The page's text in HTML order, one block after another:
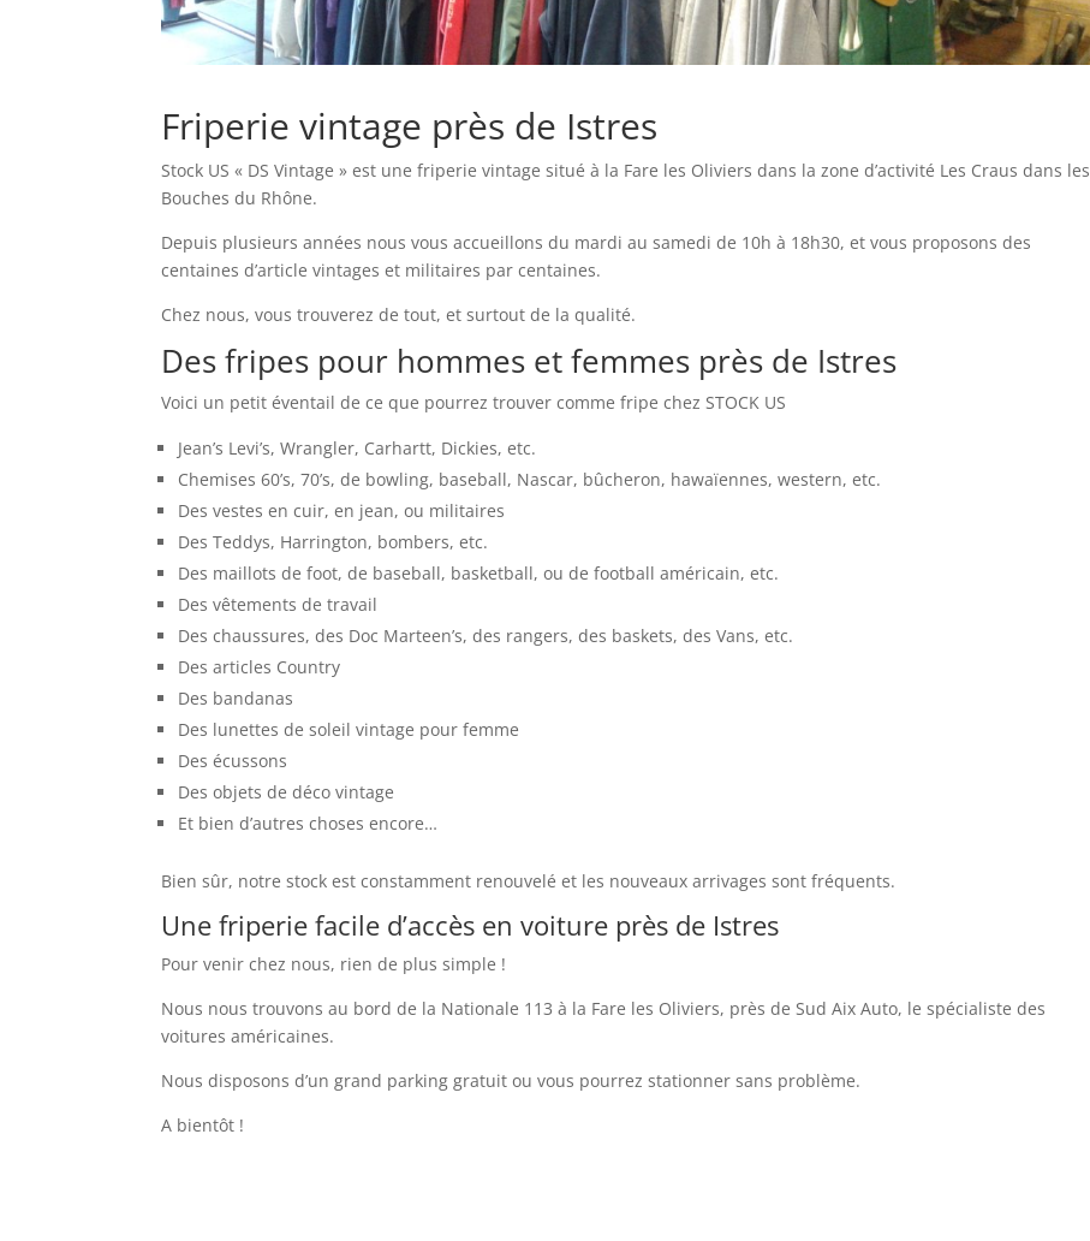
Friperie vintage près de Istres
Stock US « DS Vintage » est une friperie vintage situé à la Fare les Oliviers dans la zone d’activité Les Craus dans les
Bouches du Rhône.
Depuis plusieurs années nous vous accueillons du mardi au samedi de 10h à 18h30, et vous proposons des
centaines d’article vintages et militaires par centaines.
Chez nous, vous trouverez de tout, et surtout de la qualité.
Des fripes pour hommes et femmes près de Istres
Voici un petit éventail de ce que pourrez trouver comme fripe chez STOCK US
Jean’s Levi’s, Wrangler, Carhartt, Dickies, etc.
Chemises 60’s, 70’s, de bowling, baseball, Nascar, bûcheron, hawaïennes, western, etc.
Des vestes en cuir, en jean, ou militaires
Des Teddys, Harrington, bombers, etc.
Des maillots de foot, de baseball, basketball, ou de football américain, etc.
Des vêtements de travail
Des chaussures, des Doc Marteen’s, des rangers, des baskets, des Vans, etc.
Des articles Country
Des bandanas
Des lunettes de soleil vintage pour femme
Des écussons
Des objets de déco vintage
Et bien d’autres choses encore…
Bien sûr, notre stock est constamment renouvelé et les nouveaux arrivages sont fréquents.
Une friperie facile d’accès en voiture près de Istres
Pour venir chez nous, rien de plus simple !
Nous nous trouvons au bord de la Nationale 113 à la Fare les Oliviers, près de Sud Aix Auto, le spécialiste des
voitures américaines.
Nous disposons d’un grand parking gratuit ou vous pourrez stationner sans problème.
A bientôt !